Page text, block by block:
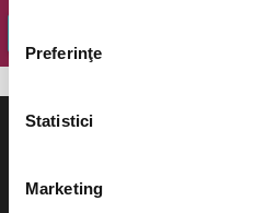
Preferinţe
Statistici
Marketing